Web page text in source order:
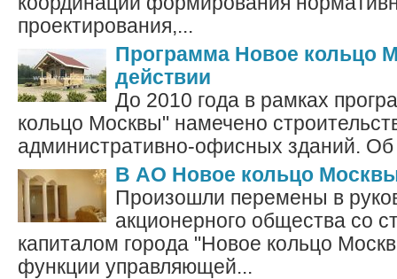
проектирования,...
Программа Новое кольцо
действии
До 2010 года в рамках
кольцо Москвы" намечено
административно-офисных зданий.
В АО Новое кольцо
Произошли перемены в
акционерного общества со
капиталом города "Новое кольцо
функции управляющей...